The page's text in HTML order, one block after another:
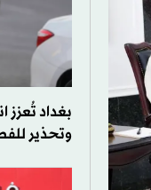
بغداد
وتحذير